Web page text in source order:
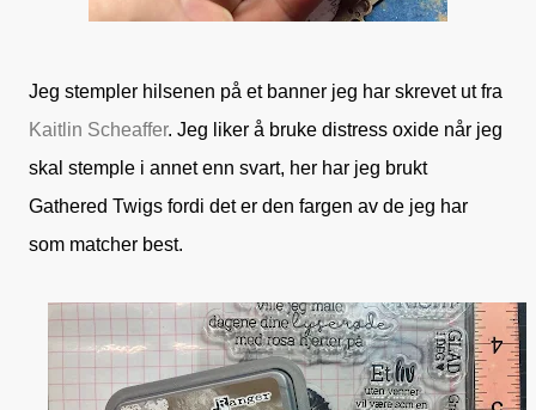
Jeg stempler hilsenen på et banner jeg har skrevet ut fra
Kaitlin Scheaffer. Jeg liker å bruke distress oxide når jeg
skal stemple i annet enn svart, her har jeg brukt
Gathered Twigs fordi det er den fargen av de jeg har
som matcher best.